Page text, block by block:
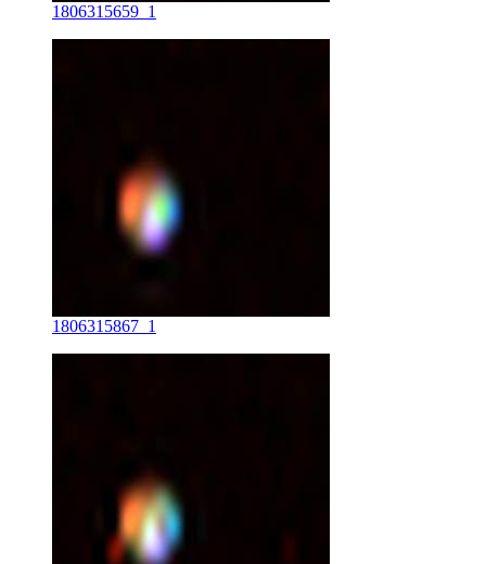
1806315659_1
1806315867_1